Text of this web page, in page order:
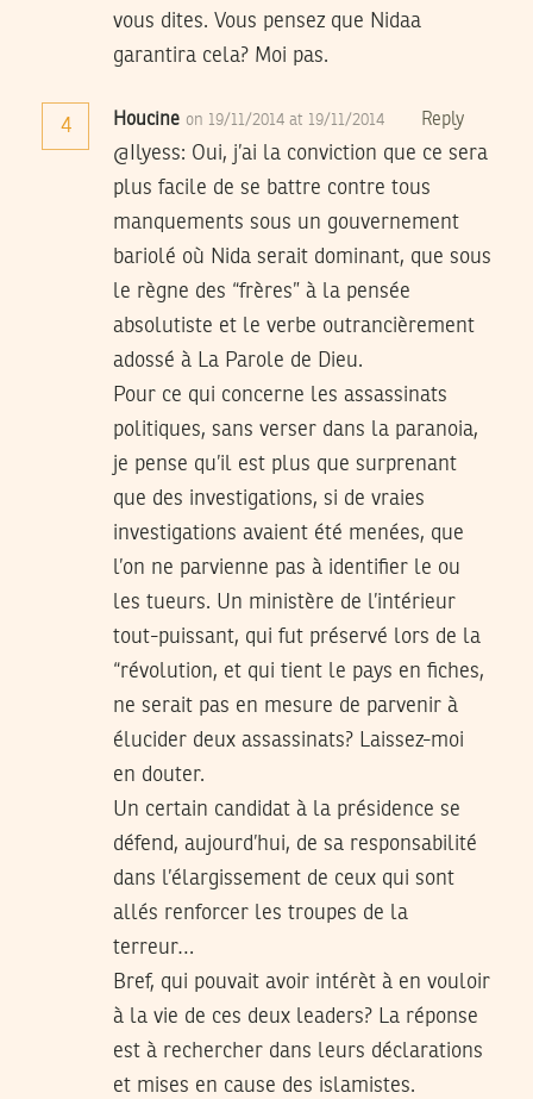
vous dites. Vous pensez que Nidaa
garantira cela? Moi pas.
4 Houcine on 19/11/2014 at 19/11/2014 Reply
@Ilyess: Oui, j’ai la conviction que ce sera
plus facile de se battre contre tous
manquements sous un gouvernement
bariolé où Nida serait dominant, que sous
le règne des “frères” à la pensée
absolutiste et le verbe outrancièrement
adossé à La Parole de Dieu.
Pour ce qui concerne les assassinats
politiques, sans verser dans la paranoia,
je pense qu’il est plus que surprenant
que des investigations, si de vraies
investigations avaient été menées, que
l’on ne parvienne pas à identifier le ou
les tueurs. Un ministère de l’intérieur
tout-puissant, qui fut préservé lors de la
“révolution, et qui tient le pays en fiches,
ne serait pas en mesure de parvenir à
élucider deux assassinats? Laissez-moi
en douter.
Un certain candidat à la présidence se
défend, aujourd’hui, de sa responsabilité
dans l’élargissement de ceux qui sont
allés renforcer les troupes de la
terreur…
Bref, qui pouvait avoir intérèt à en vouloir
à la vie de ces deux leaders? La réponse
est à rechercher dans leurs déclarations
et mises en cause des islamistes.